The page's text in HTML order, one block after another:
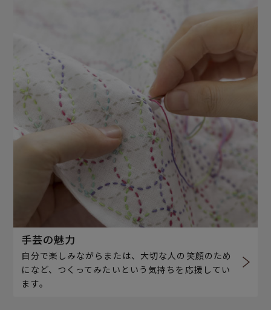
手芸の魅力
自分で楽しみながらまたは、大切な人の笑顔のため
になど、つくってみたいという気持ちを応援してい
ます。